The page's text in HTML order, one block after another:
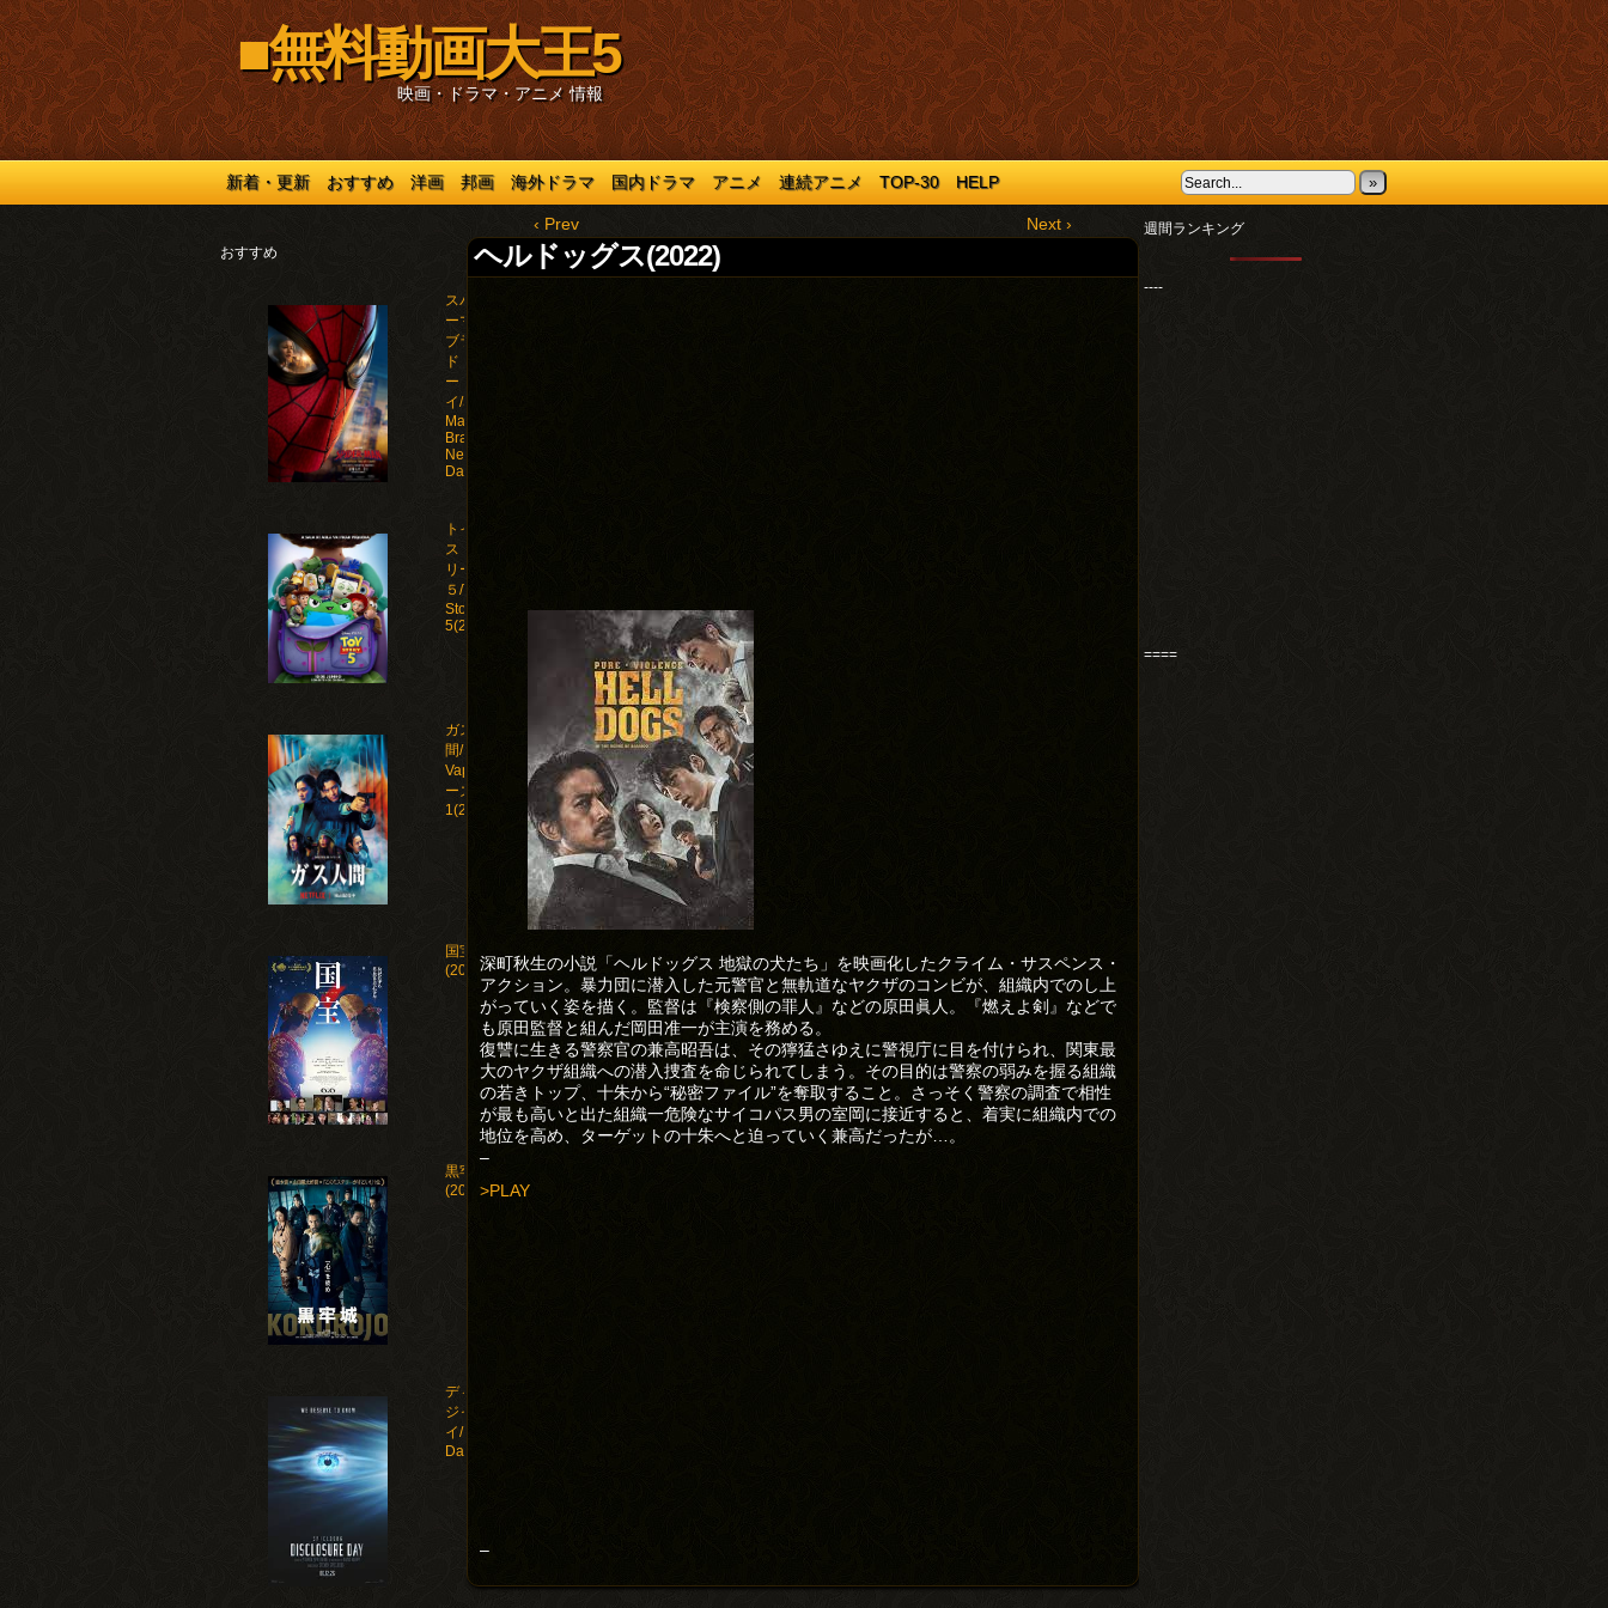
■無料動画大王5
映画・ドラマ・アニメ 情報
新着・更新 おすすめ 洋画 邦画 海外ドラマ 国内ドラマ アニメ 連続アニメ TOP-30 HELP »
おすすめ
スパイダ
ーマン：
ブラン
ド・ニュ
ー・デ
イ/Spider-
Man:
Brand
New
Day(2026)
トイ・
ストー
リー
５/Toy
Story
5(2026)
ガス人
間/Human
Vapor シ
ーズン
1(2026)
国宝
(2025)
黒牢城
(2026)
ディスクロー
ジャー・デ
イ/Disclosure
Day(2026)
‹ Prev Next ›
ヘルドッグス(2022)
深町秋生の小説「ヘルドッグス 地獄の犬たち」を映画化したクライム・サスペンス・
アクション。暴力団に潜入した元警官と無軌道なヤクザのコンビが、組織内でのし上
がっていく姿を描く。監督は『検察側の罪人』などの原田眞人。『燃えよ剣』などで
も原田監督と組んだ岡田准一が主演を務める。
復讐に生きる警察官の兼高昭吾は、その獰猛さゆえに警視庁に目を付けられ、関東最
大のヤクザ組織への潜入捜査を命じられてしまう。その目的は警察の弱みを握る組織
の若きトップ、十朱から“秘密ファイル”を奪取すること。さっそく警察の調査で相性
が最も高いと出た組織一危険なサイコパス男の室岡に接近すると、着実に組織内での
地位を高め、ターゲットの十朱へと迫っていく兼高だったが…。
–
>PLAY
–
週間ランキング
----
====